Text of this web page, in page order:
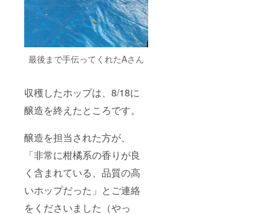
最後まで手伝ってくれたAさん
収穫したホップは、8/18に
醸造を終えたところです。
醸造を担当された方が、
「非常に柑橘系の香りが良
く含まれている、品質の高
いホップだった」とご連絡
をくださいました（やっ